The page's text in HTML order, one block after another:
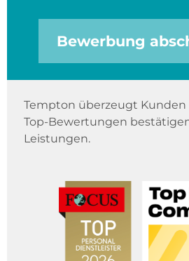
Bewerbung
Tempton überzeugt
Top-Bewertungen
Leistungen.